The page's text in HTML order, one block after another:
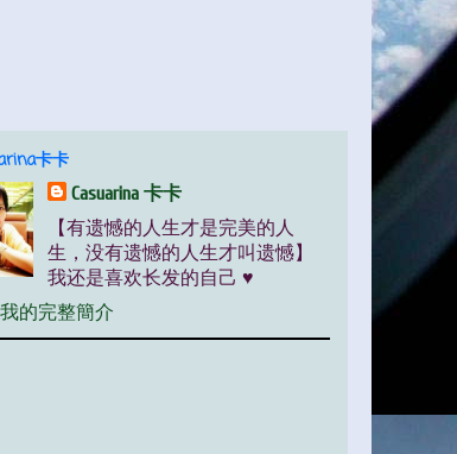
卡卡
Casuarina 卡卡
【有遗憾的人生才是完美的人
生，没有遗憾的人生才叫遗憾】
我还是喜欢长发的自己 ♥
的完整簡介